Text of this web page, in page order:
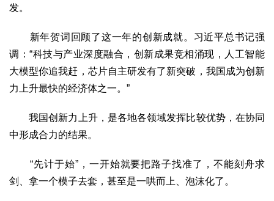
工作动态 康养思语 明星老人 项目介绍
县域经济
成果展示
政策发布 视频播报 工程案例
康养智库
合作伙伴
发。
新年贺词回顾了这一年的创新成就。习近平总书记强
调：“科技与产业深度融合，创新成果竞相涌现，人工智能
大模型你追我赶，芯片自主研发有了新突破，我国成为创新
力上升最快的经济体之一。”
我国创新力上升，是各地各领域发挥比较优势，在协同
中形成合力的结果。
“先计于始”，一开始就要把路子找准了，不能刻舟求
剑、拿一个模子去套，甚至是一哄而上、泡沫化了。